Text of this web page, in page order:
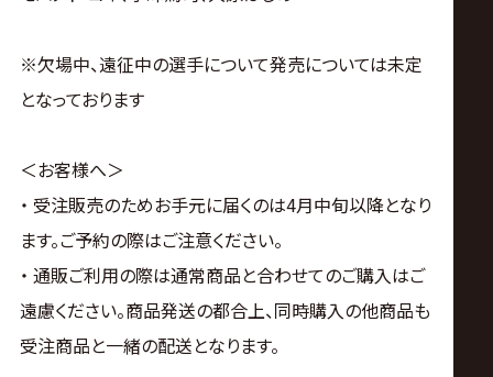
※欠場中、遠征中の選手について発売については未定
となっております
＜お客様へ＞
・ 受注販売のためお手元に届くのは4月中旬以降となり
ます。ご予約の際はご注意ください。
・ 通販ご利用の際は通常商品と合わせてのご購入はご
遠慮ください。商品発送の都合上、同時購入の他商品も
受注商品と一緒の配送となります。